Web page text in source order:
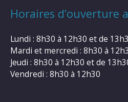
Horaires d’ouverture
Lundi : 8h30 à 12h30 et de
Mardi et mercredi : 8h30 à
Jeudi : 8h30 à 12h30 et de
Vendredi : 8h30 à 12h30